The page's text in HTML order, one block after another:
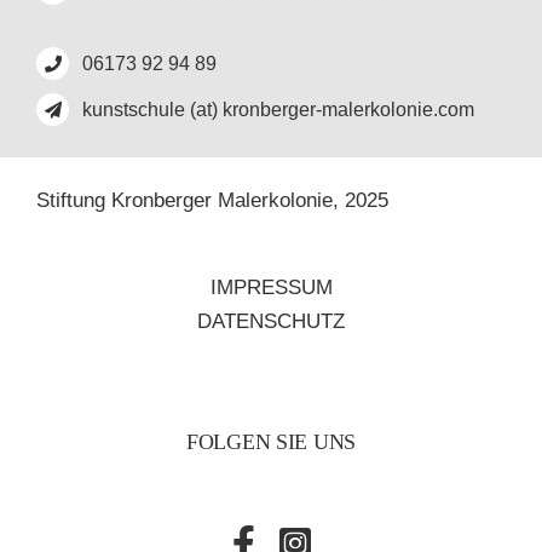
06173 92 94 89
kunstschule (at) kronberger-malerkolonie.com
Stiftung Kronberger Malerkolonie, 2025
IMPRESSUM
DATENSCHUTZ
FOLGEN SIE UNS